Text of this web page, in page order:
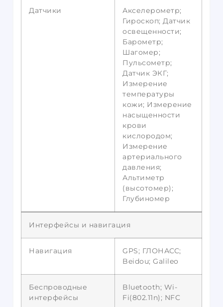
Датчики
Акселерометр;
Гироскоп; Датчик
освещенности;
Барометр;
Шагомер;
Пульсометр;
Датчик ЭКГ;
Измерение
температуры
кожи; Измерение
насыщенности
крови
кислородом;
Измерение
артериального
давления;
Альтиметр
(высотомер);
Глубиномер
Интерфейсы и навигация
Навигация
GPS; ГЛОНАСС;
Beidou; Galileo
Беспроводные
интерфейсы
Bluetooth; Wi-
Fi(802.11n); NFC